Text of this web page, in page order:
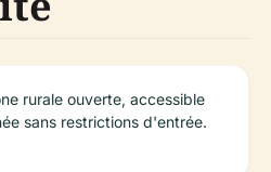
rurale ouverte, accessible
sans restrictions d'entrée.